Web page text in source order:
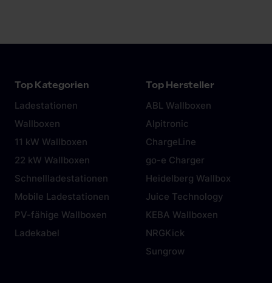
Gefahren und sollte die Ausnahme bleiben. Mehr
Top Kategorien
Ladestationen
Wallboxen
11 kW Wallboxen
22 kW Wallboxen
Schnellladestationen
Mobile Ladestationen
PV-fähige Wallboxen
Ladekabel
Top Hersteller
ABL Wallboxen
Alpitronic
ChargeLine
go-e Charger
Heidelberg Wallbox
Juice Technology
KEBA Wallboxen
NRGKick
Sungrow